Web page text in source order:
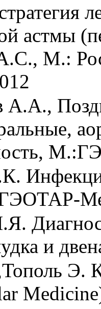
астмы
М.:
А.А.,
и
Э.